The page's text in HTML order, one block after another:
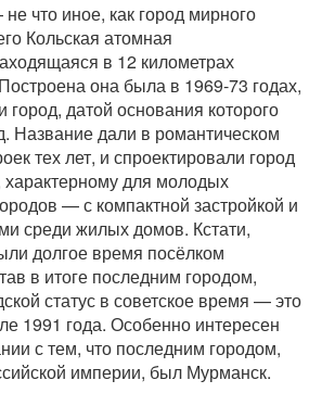
что иное, как город мирного
Кольская атомная
в 12 километрах
она была в 1969-73 годах,
город, датой основания которого
Название дали в романтическом
тех лет, и спроектировали город
для молодых
— с компактной застройкой и
среди жилых домов. Кстати,
долгое время посёлком
в итоге последним городом,
статус в советское время — это
1991 года. Особенно интересен
с тем, что последним городом,
империи, был Мурманск.